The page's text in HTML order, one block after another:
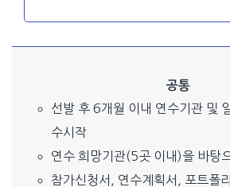
공통
선발 후 6개월 이내 연수기관 및
수시작
연수 희망기관(5곳 이내)을 바탕
참가신청서, 연수계획서, 포트폴